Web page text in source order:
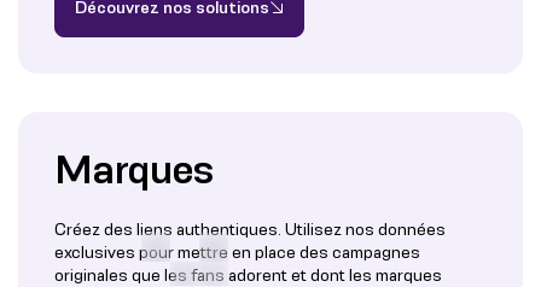
Découvrez nos solutions
Marques
Créez des liens authentiques. Utilisez nos données
exclusives pour mettre en place des campagnes
originales que les fans adorent et dont les marques